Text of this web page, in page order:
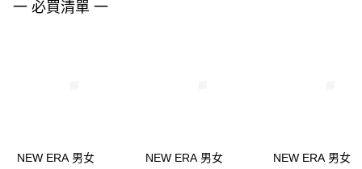
４．使用「AFTEE先享後付」時，將依據個別帳號之用戶狀況，依本公司即
一 必買清單 一
NEW ERA 男女
NEW ERA 男女
NEW ERA 男女